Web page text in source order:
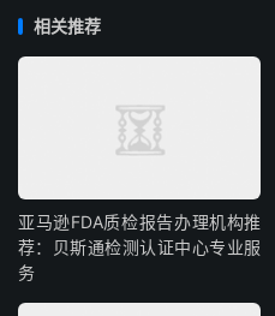
相关推荐
亚马逊FDA质检报告办理机构推
荐：贝斯通检测认证中心专业服
务